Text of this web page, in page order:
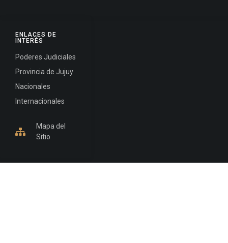
ENLACES DE
INTERÉS
Poderes Judiciales
Provincia de Jujuy
Nacionales
Internacionales
Mapa del
Sitio